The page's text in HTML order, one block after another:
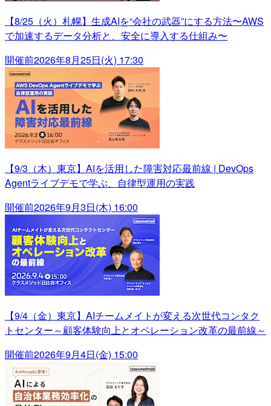
【8/25（火）札幌】生成AIを“会社の武器”にする方法〜AWS
で加速するデータ分析と、安全に導入する仕組み〜
開催前2026年8月25日(火) 17:30
【9/3（木）東京】AIを活用した障害対応最前線 | DevOps
Agentライブデモで学ぶ、自律型運用の実践
開催前2026年9月3日(木) 16:00
【9/4（金）東京】AIチームメイトが変える次世代コンタク
トセンター～顧客体験向上とオペレーション改革の最前線～
開催前2026年9月4日(金) 15:00